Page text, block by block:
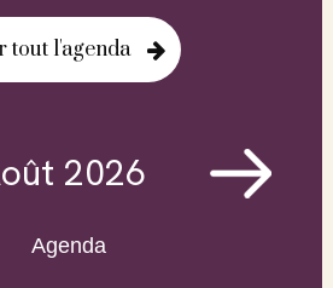
tout l'agenda
2026
Agenda